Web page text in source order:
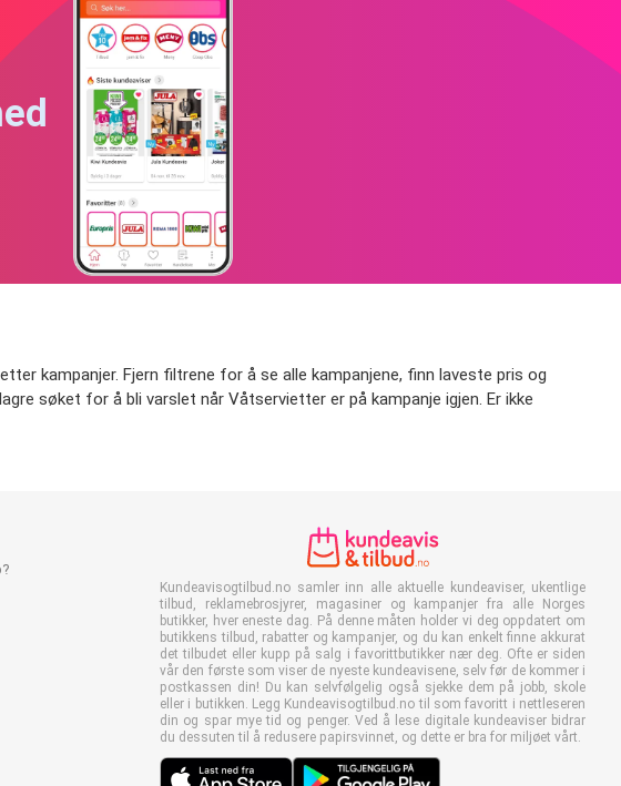
kampanjer. Fjern filtrene for å se alle kampanjene, finn laveste pris og
søket for å bli varslet når Våtservietter er på kampanje igjen. Er ikke
Kundeavisogtilbud.no samler inn alle aktuelle kundeaviser, ukentlige
tilbud, reklamebrosjyrer, magasiner og kampanjer fra alle Norges
butikker, hver eneste dag. På denne måten holder vi deg oppdatert om
butikkens tilbud, rabatter og kampanjer, og du kan enkelt finne akkurat
det tilbudet eller kupp på salg i favorittbutikker nær deg. Ofte er siden
vår den første som viser de nyeste kundeavisene, selv før de kommer i
postkassen din! Du kan selvfølgelig også sjekke dem på jobb, skole
eller i butikken. Legg Kundeavisogtilbud.no til som favoritt i nettleseren
din og spar mye tid og penger. Ved å lese digitale kundeaviser bidrar
du dessuten til å redusere papirsvinnet, og dette er bra for miljøet vårt.